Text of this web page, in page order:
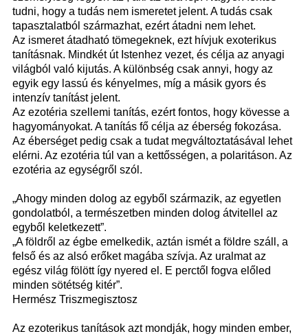
tudni, hogy a tudás nem ismeretet jelent. A tudás csak
tapasztalatból származhat, ezért átadni nem lehet.
Az ismeret átadható tömegeknek, ezt hívjuk exoterikus
tanításnak. Mindkét út Istenhez vezet, és célja az anyagi
világból való kijutás. A különbség csak annyi, hogy az
egyik egy lassú és kényelmes, míg a másik gyors és
intenzív tanítást jelent.
Az ezotéria szellemi tanítás, ezért fontos, hogy kövesse a
hagyományokat. A tanítás fő célja az éberség fokozása.
Az éberséget pedig csak a tudat megváltoztatásával lehet
elérni. Az ezotéria túl van a kettősségen, a polaritáson. Az
ezotéria az egységről szól.
„Ahogy minden dolog az egyből származik, az egyetlen
gondolatból, a természetben minden dolog átvitellel az
egyből keletkezett”.
„A földről az égbe emelkedik, aztán ismét a földre száll, a
felső és az alsó erőket magába szívja. Az uralmat az
egész világ fölött így nyered el. E perctől fogva előled
minden sötétség kitér”.
Hermész Triszmegisztosz
Az ezoterikus tanítások azt mondják, hogy minden ember,